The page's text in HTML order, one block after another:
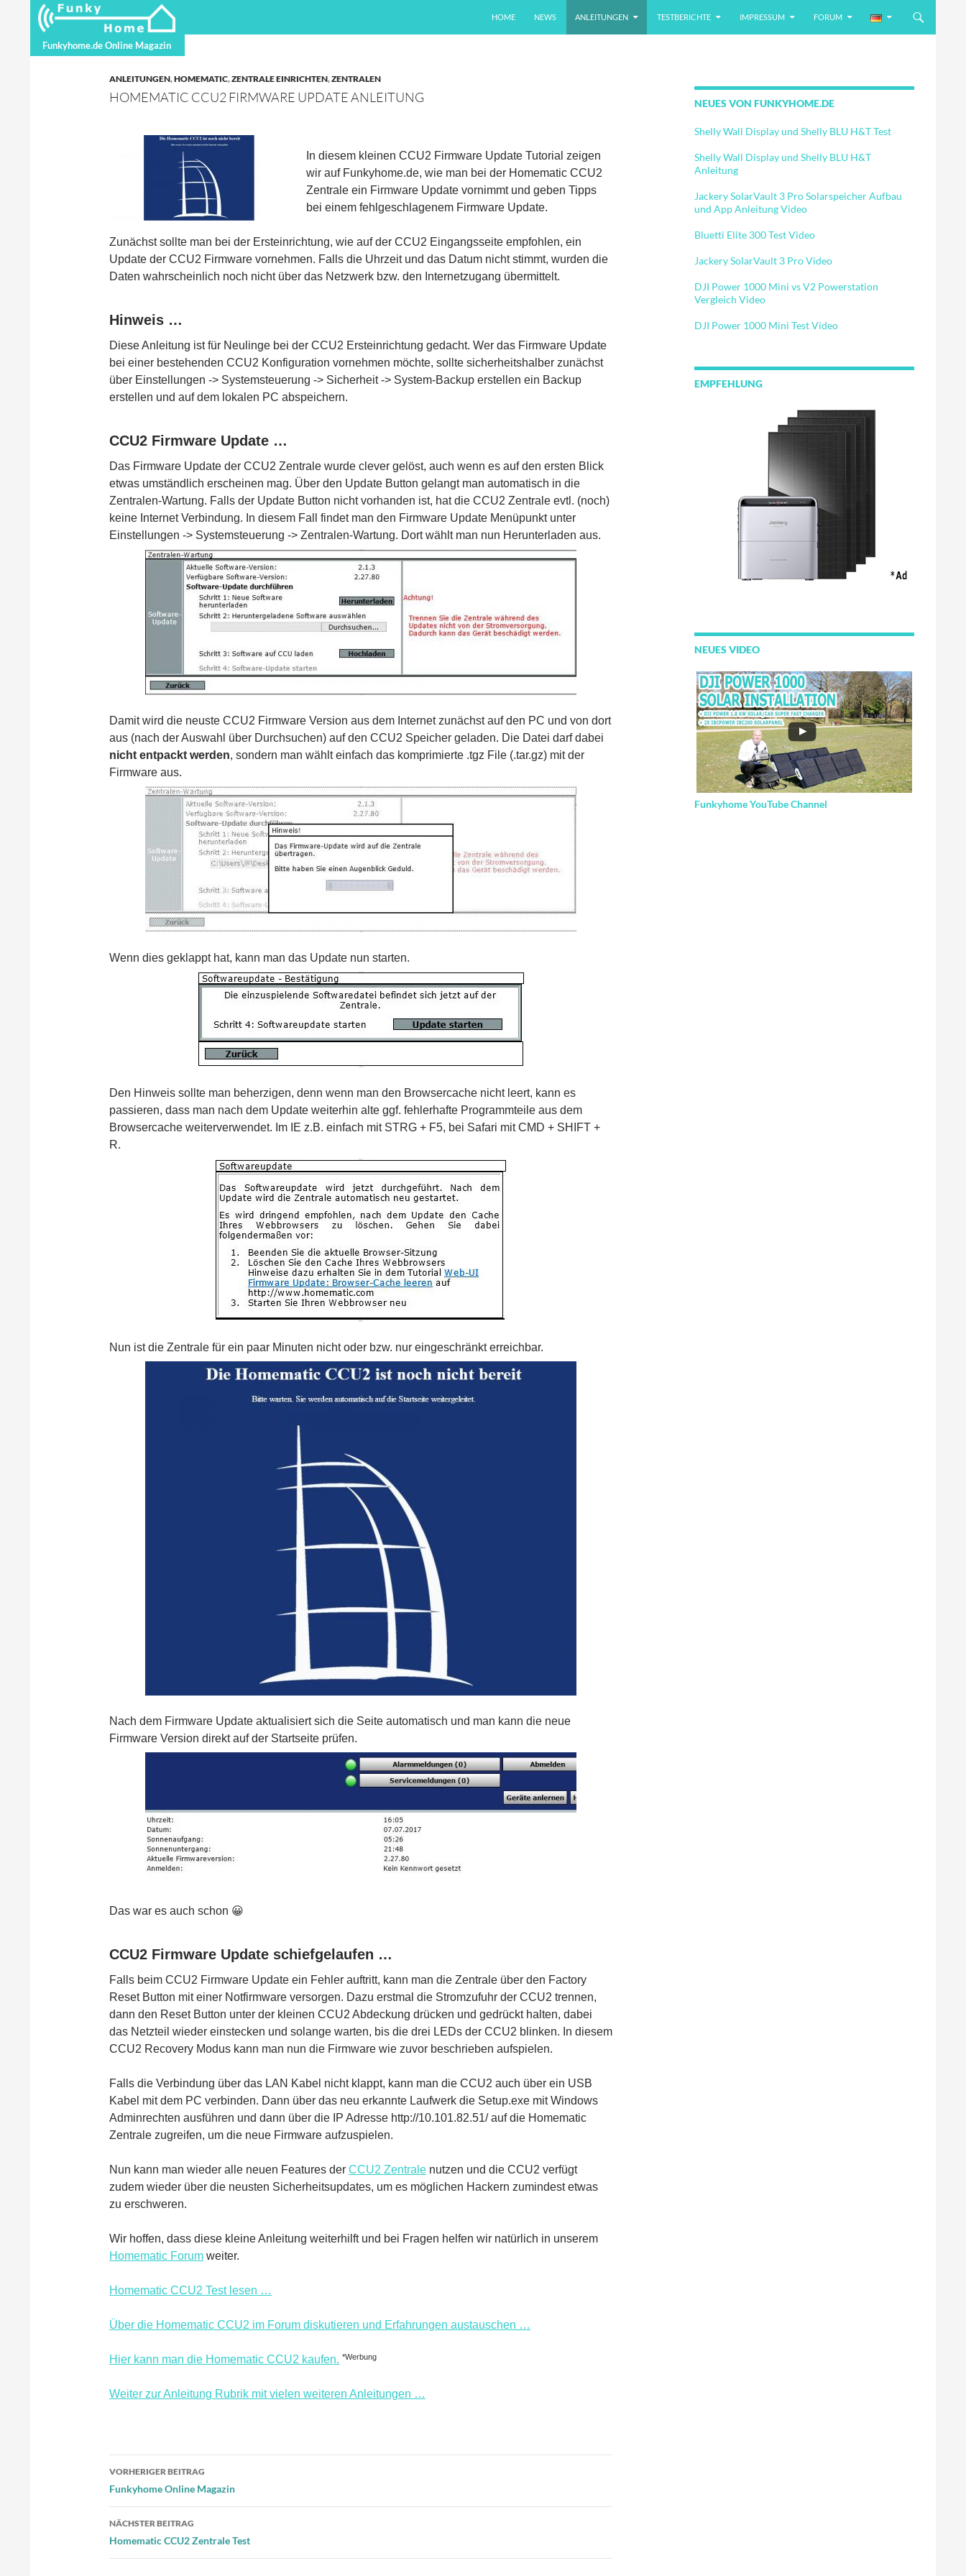
Funkyhome.de Online Magazin
Suchen
HOME
NEWS ANLEITUNGEN TESTBERICHTE IMPRESSUM FORUM
Funkyhome.de Online Magazin
ANLEITUNGEN,HOMEMATIC,ZENTRALE EINRICHTEN,ZENTRALEN
HOMEMATIC CCU2 FIRMWARE UPDATE ANLEITUNG
In diesem kleinen CCU2 Firmware Update Tutorial zeigen
wir auf Funkyhome.de, wie man bei der Homematic CCU2
Zentrale ein Firmware Update vornimmt und geben Tipps
bei einem fehlgeschlagenem Firmware Update.
Zunächst sollte man bei der Ersteinrichtung, wie auf der CCU2 Eingangsseite empfohlen, ein
Update der CCU2 Firmware vornehmen. Falls die Uhrzeit und das Datum nicht stimmt, wurden die
Daten wahrscheinlich noch nicht über das Netzwerk bzw. den Internetzugang übermittelt.
Hinweis …
Diese Anleitung ist für Neulinge bei der CCU2 Ersteinrichtung gedacht. Wer das Firmware Update
bei einer bestehenden CCU2 Konfiguration vornehmen möchte, sollte sicherheitshalber zunächst
über Einstellungen -> Systemsteuerung -> Sicherheit -> System-Backup erstellen ein Backup
erstellen und auf dem lokalen PC abspeichern.
CCU2 Firmware Update …
Das Firmware Update der CCU2 Zentrale wurde clever gelöst, auch wenn es auf den ersten Blick
etwas umständlich erscheinen mag. Über den Update Button gelangt man automatisch in die
Zentralen-Wartung. Falls der Update Button nicht vorhanden ist, hat die CCU2 Zentrale evtl. (noch)
keine Internet Verbindung. In diesem Fall findet man den Firmware Update Menüpunkt unter
Einstellungen -> Systemsteuerung -> Zentralen-Wartung. Dort wählt man nun Herunterladen aus.
Damit wird die neuste CCU2 Firmware Version aus dem Internet zunächst auf den PC und von dort
aus (nach der Auswahl über Durchsuchen) auf den CCU2 Speicher geladen. Die Datei darf dabei
nicht entpackt werden, sondern man wählt einfach das komprimierte .tgz File (.tar.gz) mit der
Firmware aus.
Wenn dies geklappt hat, kann man das Update nun starten.
Den Hinweis sollte man beherzigen, denn wenn man den Browsercache nicht leert, kann es
passieren, dass man nach dem Update weiterhin alte ggf. fehlerhafte Programmteile aus dem
Browsercache weiterverwendet. Im IE z.B. einfach mit STRG + F5, bei Safari mit CMD + SHIFT +
R.
Nun ist die Zentrale für ein paar Minuten nicht oder bzw. nur eingeschränkt erreichbar.
Nach dem Firmware Update aktualisiert sich die Seite automatisch und man kann die neue
Firmware Version direkt auf der Startseite prüfen.
Das war es auch schon 😀
CCU2 Firmware Update schiefgelaufen …
Falls beim CCU2 Firmware Update ein Fehler auftritt, kann man die Zentrale über den Factory
Reset Button mit einer Notfirmware versorgen. Dazu erstmal die Stromzufuhr der CCU2 trennen,
dann den Reset Button unter der kleinen CCU2 Abdeckung drücken und gedrückt halten, dabei
das Netzteil wieder einstecken und solange warten, bis die drei LEDs der CCU2 blinken. In diesem
CCU2 Recovery Modus kann man nun die Firmware wie zuvor beschrieben aufspielen.
Falls die Verbindung über das LAN Kabel nicht klappt, kann man die CCU2 auch über ein USB
Kabel mit dem PC verbinden. Dann über das neu erkannte Laufwerk die Setup.exe mit Windows
Adminrechten ausführen und dann über die IP Adresse http://10.101.82.51/ auf die Homematic
Zentrale zugreifen, um die neue Firmware aufzuspielen.
Nun kann man wieder alle neuen Features der CCU2 Zentrale nutzen und die CCU2 verfügt
zudem wieder über die neusten Sicherheitsupdates, um es möglichen Hackern zumindest etwas
zu erschweren.
Wir hoffen, dass diese kleine Anleitung weiterhilft und bei Fragen helfen wir natürlich in unserem
Homematic Forum weiter.
Homematic CCU2 Test lesen …
Über die Homematic CCU2 im Forum diskutieren und Erfahrungen austauschen …
Hier kann man die Homematic CCU2 kaufen. *Werbung
Weiter zur Anleitung Rubrik mit vielen weiteren Anleitungen …
Beitragsnavigation
VORHERIGER BEITRAG
Funkyhome Online Magazin
NÄCHSTER BEITRAG
Homematic CCU2 Zentrale Test
NEUES VON FUNKYHOME.DE
Shelly Wall Display und Shelly BLU H&T Test
Shelly Wall Display und Shelly BLU H&T
Anleitung
Jackery SolarVault 3 Pro Solarspeicher Aufbau
und App Anleitung Video
Bluetti Elite 300 Test Video
Jackery SolarVault 3 Pro Video
DJI Power 1000 Mini vs V2 Powerstation
Vergleich Video
DJI Power 1000 Mini Test Video
EMPFEHLUNG
NEUES VIDEO
Funkyhome YouTube Channel